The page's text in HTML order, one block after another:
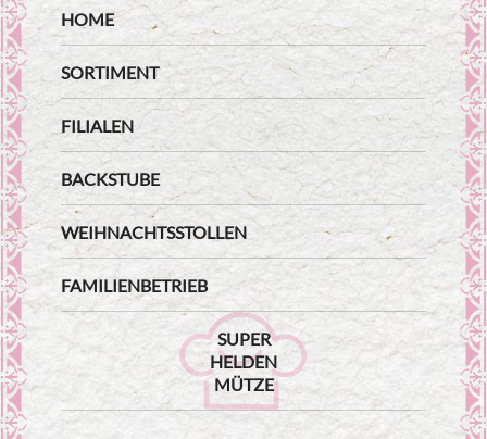
HOME
SORTIMENT
FILIALEN
BACKSTUBE
WEIHNACHTSSTOLLEN
FAMILIENBETRIEB
SUPER
HELDEN
MÜTZE